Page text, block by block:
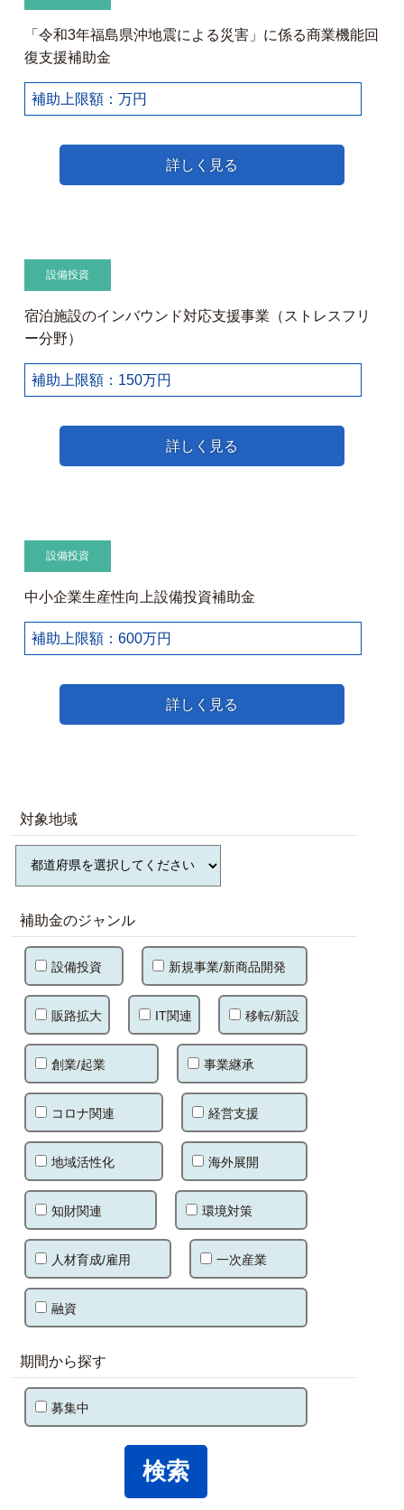
「令和3年福島県沖地震による災害」に係る商業機能回
復支援補助金
補助上限額：万円
詳しく見る
設備投資
宿泊施設のインバウンド対応支援事業（ストレスフリ
ー分野）
補助上限額：150万円
詳しく見る
設備投資
中小企業生産性向上設備投資補助金
補助上限額：600万円
詳しく見る
対象地域
補助金のジャンル
設備投資 新規事業/新商品開発
販路拡大 IT関連 移転/新設
創業/起業 事業継承
コロナ関連 経営支援
地域活性化 海外展開
知財関連 環境対策
人材育成/雇用 一次産業
融資
期間から探す
募集中